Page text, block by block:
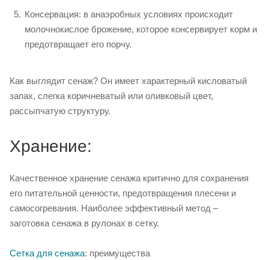
Консервация: в анаэробных условиях происходит
молочнокислое брожение, которое консервирует корм и
предотвращает его порчу.
Как выглядит сенаж? Он имеет характерный кисловатый
запах, слегка коричневатый или оливковый цвет,
рассыпчатую структуру.
Хранение:
Качественное хранение сенажа критично для сохранения
его питательной ценности, предотвращения плесени и
самосогревания. Наиболее эффективный метод –
заготовка сенажа в рулонах в сетку.
Сетка для сенажа: преимущества